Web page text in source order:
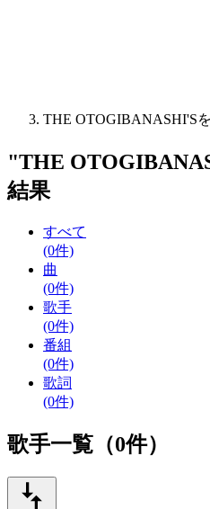
THE OTOGIBANASHI'S
"THE
結果
すべて
(0件)
曲
(0件)
歌手
(0件)
番組
(0件)
歌詞
(0件)
歌手一覧（0件）